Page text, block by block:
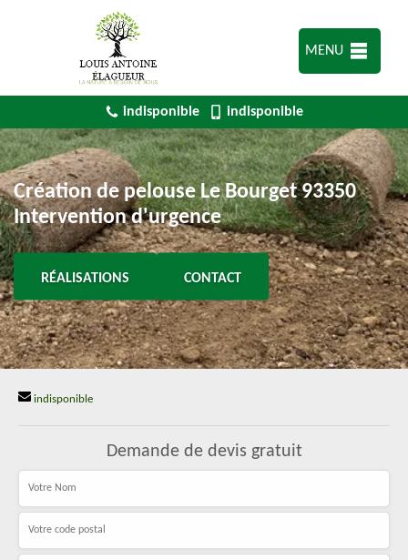
MENU
indisponible indisponible
Création de pelouse Le Bourget 93350
Intervention d'urgence
RÉALISATIONS CONTACT
indisponible
Demande de devis gratuit